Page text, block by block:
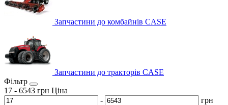
Запчастини до комбайнів CASE
Запчастини до тракторів CASE
Фільтр
17 - 6543 грн Ціна
-
грн